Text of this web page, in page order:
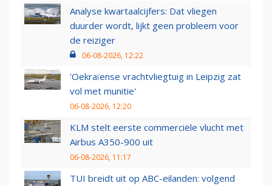
Analyse kwartaalcijfers: Dat vliegen
duurder wordt, lijkt geen probleem voor
de reiziger
06-08-2026, 12:22
'Oekraïense vrachtvliegtuig in Leipzig zat
vol met munitie'
06-08-2026, 12:20
KLM stelt eerste commerciële vlucht met
Airbus A350-900 uit
06-08-2026, 11:17
TUI breidt uit op ABC-eilanden: volgend